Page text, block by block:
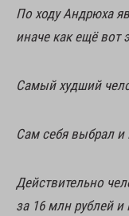
По ходу Андрюха
иначе как ещё вот
Самый худший
Сам себя выбрал и
Действительно
за 16 млн рублей и